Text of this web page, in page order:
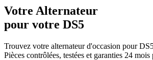
Votre Alternateur
pour votre DS5
Trouvez votre alternateur d'occasion pour
Pièces contrôlées, testées et garanties 24